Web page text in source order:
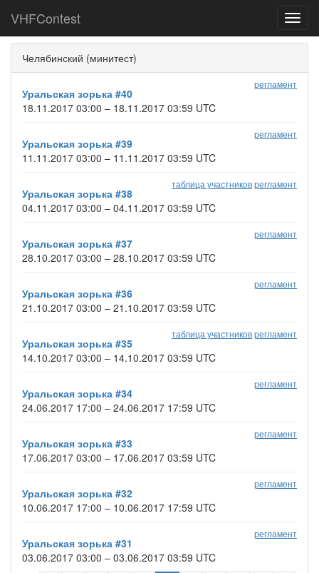
VHFContest
Челябинский (минитест)
регламент
Уральская зорька #40
18.11.2017 03:00 – 18.11.2017 03:59 UTC
регламент
Уральская зорька #39
11.11.2017 03:00 – 11.11.2017 03:59 UTC
таблица участниковрегламент
Уральская зорька #38
04.11.2017 03:00 – 04.11.2017 03:59 UTC
регламент
Уральская зорька #37
28.10.2017 03:00 – 28.10.2017 03:59 UTC
регламент
Уральская зорька #36
21.10.2017 03:00 – 21.10.2017 03:59 UTC
таблица участниковрегламент
Уральская зорька #35
14.10.2017 03:00 – 14.10.2017 03:59 UTC
регламент
Уральская зорька #34
24.06.2017 17:00 – 24.06.2017 17:59 UTC
регламент
Уральская зорька #33
17.06.2017 03:00 – 17.06.2017 03:59 UTC
регламент
Уральская зорька #32
10.06.2017 17:00 – 10.06.2017 17:59 UTC
регламент
Уральская зорька #31
03.06.2017 03:00 – 03.06.2017 03:59 UTC